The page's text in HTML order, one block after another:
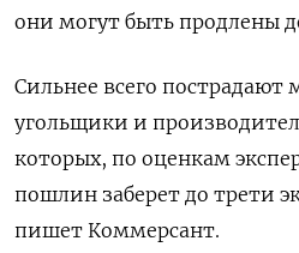
они могут быть продлены
Сильнее всего пострадают
угольщики и
которых, по оценкам
пошлин заберет до трети
пишет Коммерсант.